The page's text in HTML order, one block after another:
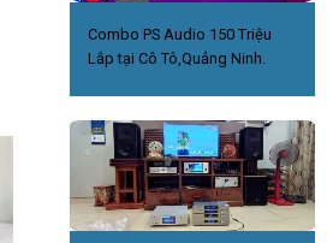
Combo PS Audio 150 Triệu
Lắp tại Cô Tô,Quảng Ninh.